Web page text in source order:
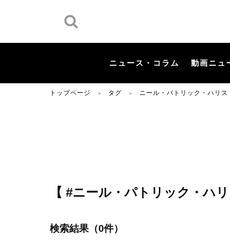
ニュース・コラム 動画ニュ
トップページ ＞ タグ ＞ ニール・パトリック・ハリス
【 #ニール・パトリック・ハリ
検索結果（0件）